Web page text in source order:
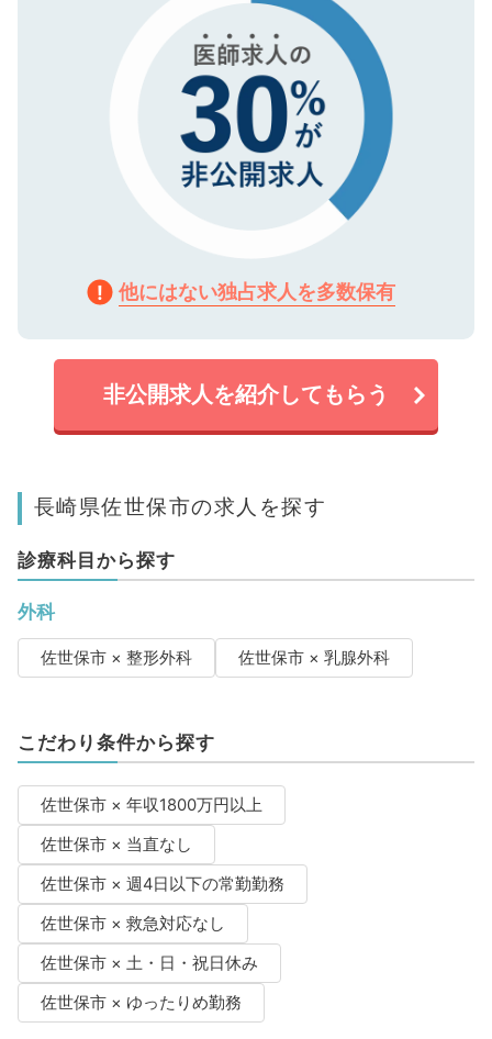
他にはない独占求人を多数保有
非公開求人を紹介してもらう
長崎県佐世保市の求人を探す
診療科目から探す
外科
佐世保市 × 整形外科 佐世保市 × 乳腺外科
こだわり条件から探す
佐世保市 × 年収1800万円以上
佐世保市 × 当直なし
佐世保市 × 週4日以下の常勤勤務
佐世保市 × 救急対応なし
佐世保市 × 土・日・祝日休み
佐世保市 × ゆったりめ勤務